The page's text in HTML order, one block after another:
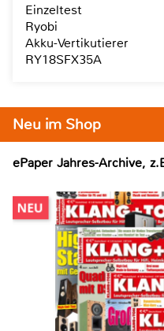
Neu im Shop
ePaper Jahres-Archive,
Einzeltest
Ryobi
Akku-Vertikutierer
RY18SFX35A